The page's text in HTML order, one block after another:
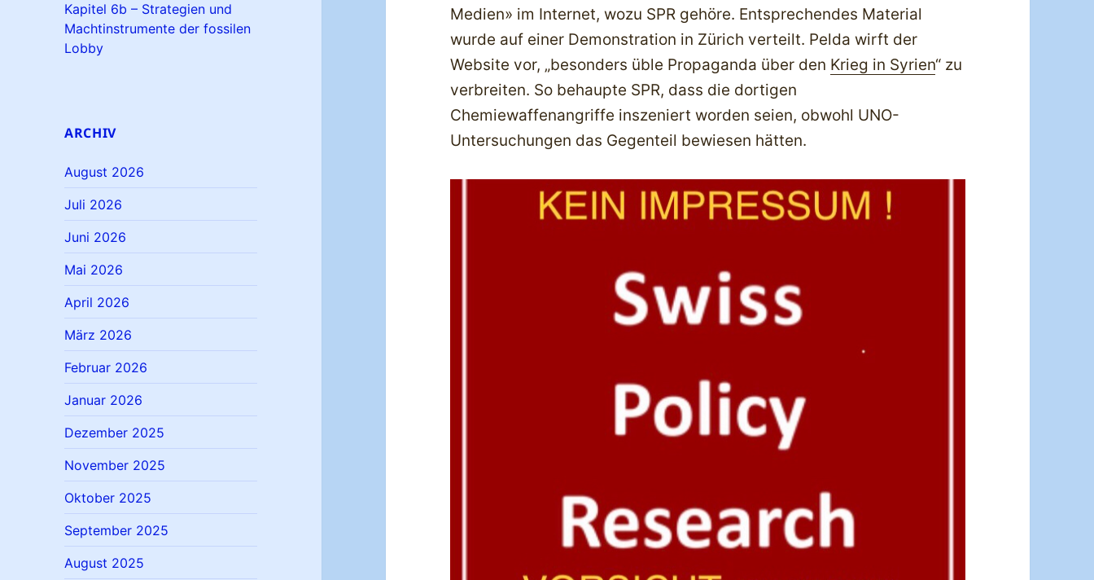
Kapitel 6b – Strategien und
Machtinstrumente der fossilen
Lobby
ARCHIV
August 2026
Juli 2026
Juni 2026
Mai 2026
April 2026
März 2026
Februar 2026
Januar 2026
Dezember 2025
November 2025
Oktober 2025
September 2025
August 2025
Medien» im Internet, wozu SPR gehöre. Entsprechendes Material
wurde auf einer Demonstration in Zürich verteilt. Pelda wirft der
Website vor, „besonders üble Propaganda über den Krieg in Syrien“ zu
verbreiten. So behaupte SPR, dass die dortigen
Chemiewaffenangriffe inszeniert worden seien, obwohl UNO-
Untersuchungen das Gegenteil bewiesen hätten.